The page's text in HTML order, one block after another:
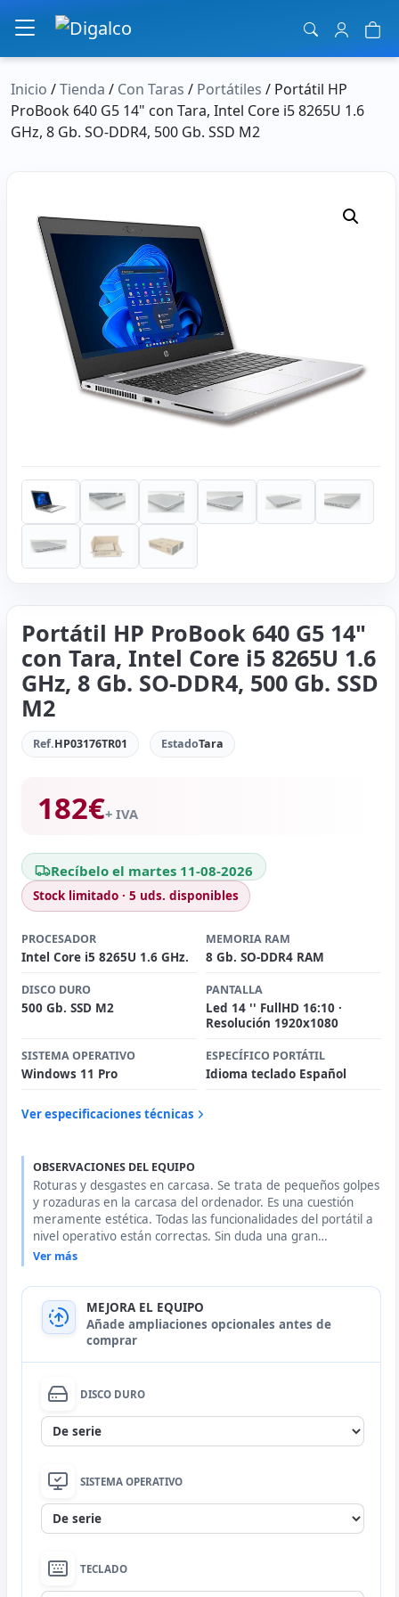
Navegación principal
Inicio /Tienda / Con Taras / Portátiles / Portátil HP
ProBook 640 G5 14" con Tara, Intel Core i5 8265U 1.6
GHz, 8 Gb. SO-DDR4, 500 Gb. SSD M2
Portátil HP ProBook 640 G5 14"
con Tara, Intel Core i5 8265U 1.6
GHz, 8 Gb. SO-DDR4, 500 Gb. SSD
M2
Ref.HP03176TR01 EstadoTara
182€+ IVA
Recíbelo el martes 11-08-2026
Stock limitado · 5 uds. disponibles
PROCESADOR
Intel Core i5 8265U 1.6 GHz.
MEMORIA RAM
8 Gb. SO-DDR4 RAM
DISCO DURO
500 Gb. SSD M2
PANTALLA
Led 14 '' FullHD 16:10 ·
Resolución 1920x1080
SISTEMA OPERATIVO
Windows 11 Pro
ESPECÍFICO PORTÁTIL
Idioma teclado Español
Ver especificaciones técnicas
OBSERVACIONES DEL EQUIPO
Roturas y desgastes en carcasa. Se trata de pequeños golpes
y rozaduras en la carcasa del ordenador. Es una cuestión
meramente estética. Todas las funcionalidades del portátil a
nivel operativo están correctas. Sin duda una gran
oportunidad. Mira en “+ Fotos” y si tienes alguna duda
para solicitar mas detalles.
Ver más
MEJORA EL EQUIPO
Añade ampliaciones opcionales antes de
comprar
TECLADO
Sin ampliar
Cambio a Disco SSD 1 Tb. M.2 2280 PCIe
(+150€)
DISCO DURO
Sin ampliar
SISTEMA OPERATIVO